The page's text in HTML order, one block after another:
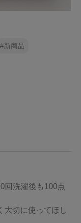
新商品
回洗濯後も100点
大切に使ってほし